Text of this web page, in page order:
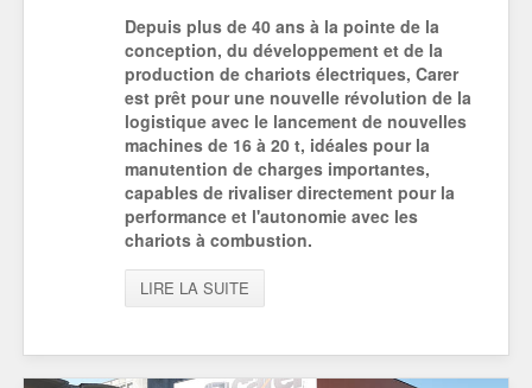
Depuis plus de 40 ans à la pointe de la
conception, du développement et de la
production de chariots électriques, Carer
est prêt pour une nouvelle révolution de la
logistique avec le lancement de nouvelles
machines de 16 à 20 t, idéales pour la
manutention de charges importantes,
capables de rivaliser directement pour la
performance et l'autonomie avec les
chariots à combustion.
LIRE LA SUITE